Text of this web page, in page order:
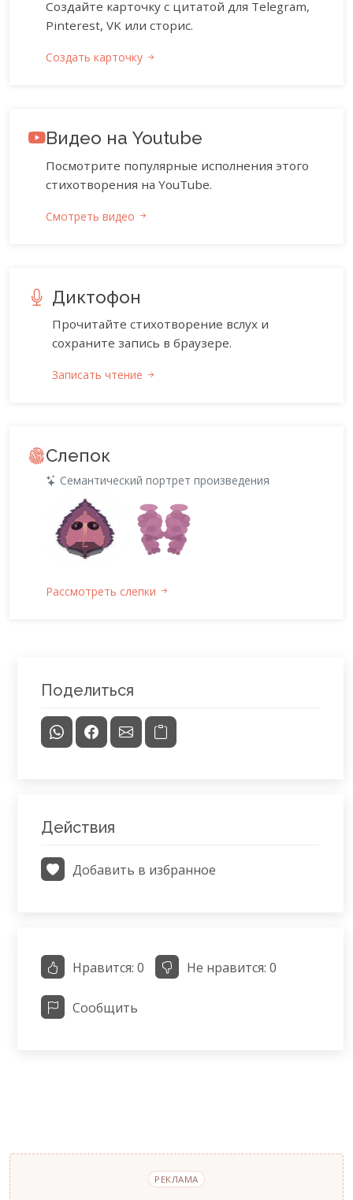
Создайте карточку с цитатой для Telegram,
Pinterest, VK или сторис.
Создать карточку
Видео на Youtube
Посмотрите популярные исполнения этого
стихотворения на YouTube.
Смотреть видео
Диктофон
Прочитайте стихотворение вслух и
сохраните запись в браузере.
Записать чтение
Слепок
Семантический портрет произведения
Рассмотреть слепки
Поделиться
Действия
Добавить в избранное
Нравится: 0 Не нравится: 0
Сообщить
РЕКЛАМА